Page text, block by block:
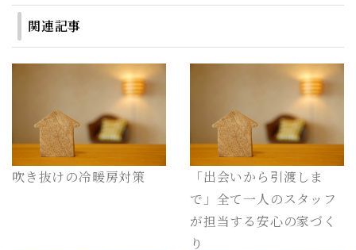
関連記事
吹き抜けの冷暖房対策
「出会いから引渡しま
で」全て一人のスタッフ
が担当する安心の家づく
り